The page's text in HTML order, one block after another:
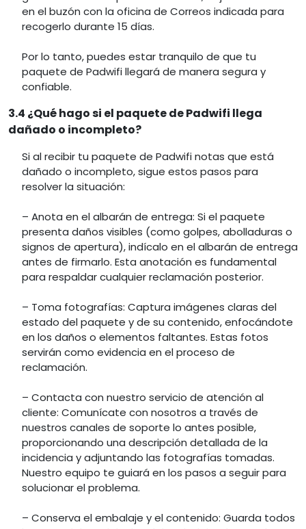
en el buzón con la oficina de Correos indicada para
recogerlo durante 15 días.
Por lo tanto, puedes estar tranquilo de que tu
paquete de Padwifi llegará de manera segura y
confiable.
3.4 ¿Qué hago si el paquete de Padwifi llega
dañado o incompleto?
Si al recibir tu paquete de Padwifi notas que está
dañado o incompleto, sigue estos pasos para
resolver la situación:
– Anota en el albarán de entrega: Si el paquete
presenta daños visibles (como golpes, abolladuras o
signos de apertura), indícalo en el albarán de entrega
antes de firmarlo. Esta anotación es fundamental
para respaldar cualquier reclamación posterior.
– Toma fotografías: Captura imágenes claras del
estado del paquete y de su contenido, enfocándote
en los daños o elementos faltantes. Estas fotos
servirán como evidencia en el proceso de
reclamación.
– Contacta con nuestro servicio de atención al
cliente: Comunícate con nosotros a través de
nuestros canales de soporte lo antes posible,
proporcionando una descripción detallada de la
incidencia y adjuntando las fotografías tomadas.
Nuestro equipo te guiará en los pasos a seguir para
solucionar el problema.
– Conserva el embalaje y el contenido: Guarda todos